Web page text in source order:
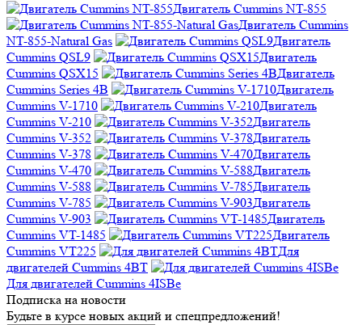
Двигатель Cummins NT-855
Двигатель Cummins
NT-855-Natural Gas
Двигатель
Cummins QSL9
Двигатель
Cummins QSX15
Двигатель
Cummins Series 4B
Двигатель
Cummins V-1710
Двигатель
Cummins V-210
Двигатель
Cummins V-352
Двигатель
Cummins V-378
Двигатель
Cummins V-470
Двигатель
Cummins V-588
Двигатель
Cummins V-785
Двигатель
Cummins V-903
Двигатель
Cummins VT-1485
Двигатель
Cummins VT225
Для
двигателей Cummins 4BT
Для двигателей Cummins 4ISBe
Подписка на новости
Будьте в курсе новых акций и спецпредложений!